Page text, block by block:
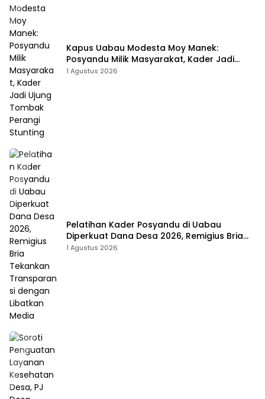
Kapus Uabau Modesta Moy Manek:
Posyandu Milik Masyarakat, Kader Jadi
Ujung Tombak Perangi Stunting
1 Agustus 2026
Pelatihan Kader Posyandu di Uabau
Diperkuat Dana Desa 2026, Remigius Bria
Tekankan Transparansi dengan Libatkan
1 Agustus 2026